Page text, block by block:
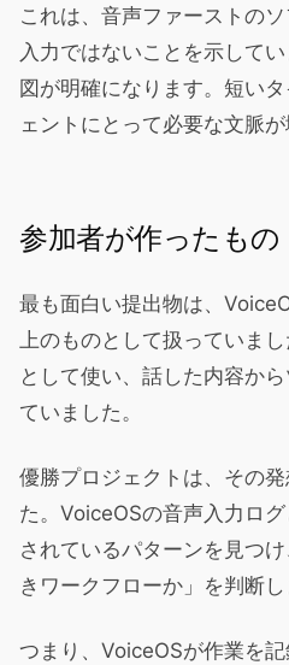
これは、音声ファーストの
入力ではないことを示して
図が明確になります。短い
ェントにとって必要な文脈が
参加者が作ったもの
最も面白い提出物は、
上のものとして扱っていま
として使い、話した内容か
ていました。
優勝プロジェクトは、その
た。VoiceOSの音声入力ロ
されているパターンを見つ
きワークフローか」を判断し
つまり、VoiceOSが作業を